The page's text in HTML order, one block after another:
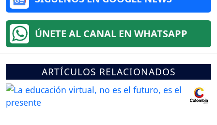
ÚNETE AL CANAL EN WHATSAPP
ARTÍCULOS RELACIONADOS